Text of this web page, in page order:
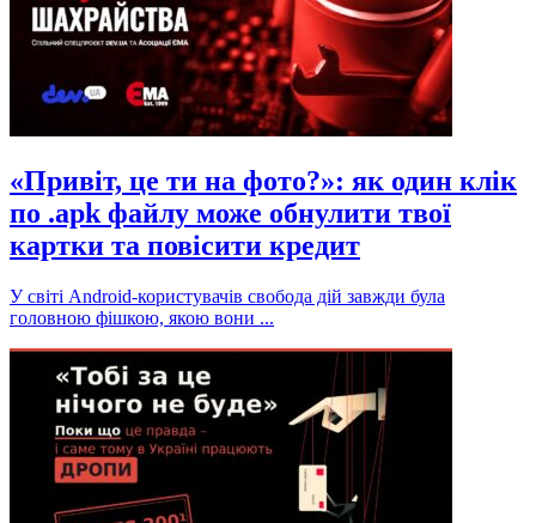
«Привіт, це ти на фото?»: як один клік
по .apk файлу може обнулити твої
картки та повісити кредит
У світі Android-користувачів свобода дій завжди була
головною фішкою, якою вони ...